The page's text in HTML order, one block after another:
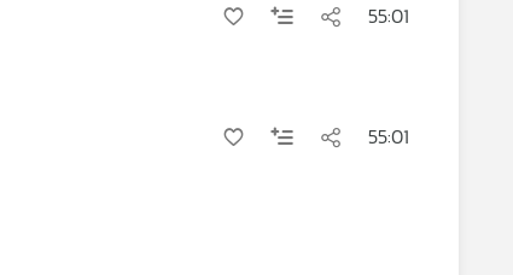
55:01
55:01